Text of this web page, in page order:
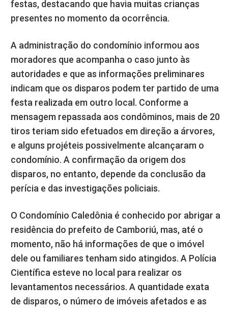
festas, destacando que havia muitas crianças
presentes no momento da ocorrência.
A administração do condomínio informou aos
moradores que acompanha o caso junto às
autoridades e que as informações preliminares
indicam que os disparos podem ter partido de uma
festa realizada em outro local. Conforme a
mensagem repassada aos condôminos, mais de 20
tiros teriam sido efetuados em direção a árvores,
e alguns projéteis possivelmente alcançaram o
condomínio. A confirmação da origem dos
disparos, no entanto, depende da conclusão da
perícia e das investigações policiais.
O Condomínio Caledônia é conhecido por abrigar a
residência do prefeito de Camboriú, mas, até o
momento, não há informações de que o imóvel
dele ou familiares tenham sido atingidos. A Polícia
Científica esteve no local para realizar os
levantamentos necessários. A quantidade exata
de disparos, o número de imóveis afetados e as